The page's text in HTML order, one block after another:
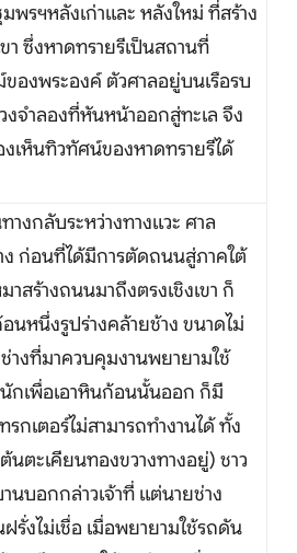
พรฯหลังเก่าและ หลังใหม่ ที่สร้าง
า ซึ่งหาดทรายรีเป็นสถานที่
องพระองค์ ตัวศาลอยู่บนเรือรบ
งจำลองที่หันหน้าออกสู่ทะเล จึง
เห็นทิวทัศน์ของหาดทรายรีได้
างกลับระหว่างทางแวะ ศาล
ก่อนที่ได้มีการตัดถนนสู่ภาคใต้
าสร้างถนนมาถึงตรงเชิงเขา ก็
หนึ่งรูปร่างคล้ายช้าง ขนาดไม่
างที่มาควบคุมงานพยายามใช้
กเพื่อเอาหินก้อนนั้นออก ก็มี
กเตอร์ไม่สามารถทำงานได้ ทั้ง
นตะเคียนทองขวางทางอยู่) ชาว
นบอกกล่าวเจ้าที่ แต่นายช่าง
ฝรั่งไม่เชื่อ เมื่อพยายามใช้รถดัน